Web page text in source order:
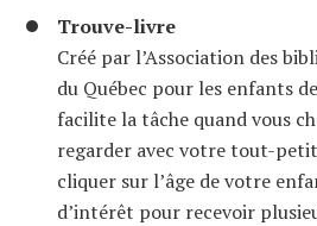
Trouve-livre
Créé par l’Association des
du Québec pour les enfants
facilite la tâche quand vous
regarder avec votre tout-petit.
cliquer sur l’âge de votre
d’intérêt pour recevoir